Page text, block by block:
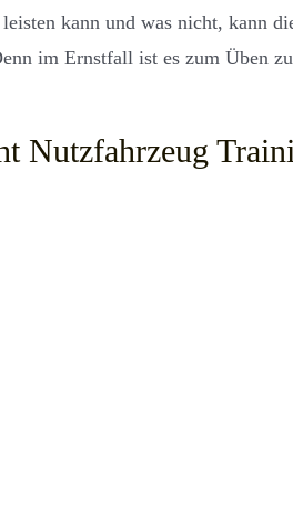
kann und was nicht, kann
im Ernstfall ist es zum Üben
Nutzfahrzeug